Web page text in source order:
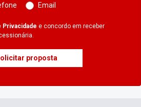
Email
Privacidade e concordo em receber
proposta